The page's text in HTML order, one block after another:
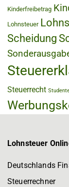
Kinderfreibetrag
Lohnsteuer
Scheidung
Steuerrecht
Lohnsteuer
Deutschlands
Steuerrechner